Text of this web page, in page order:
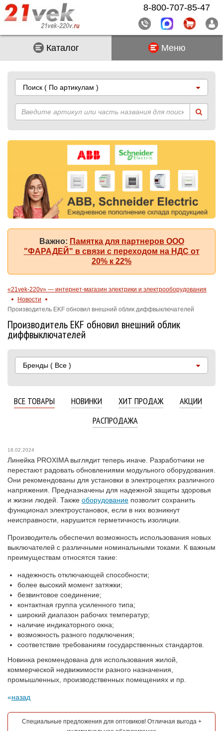
Каталог Меню
Поиск ( По артикулам )
Важно: Памятка для партнеров ООО
"ФАРАДЕЙ" в связи с переходом на НДС от
20% к 22%
«21vek-220v» — интернет-магазин электрики и электрооборудования
Новости
Производитель EKF обновил внешний облик диффвыключателей
Производитель EKF обновил внешний облик
диффвыключателей
Бренды ( Все )
ВСЕ ТОВАРЫ НОВИНКИ ХИТ ПРОДАЖ
АКЦИИ
РАСПРОДАЖА
18.02.2024
Линейка PROXIMA выглядит теперь иначе. Разработчики не
перестают радовать обновлениями модульного оборудования.
Они рекомендованы для установки в электроцепях различного
напряжения. Предназначены для надежной защиты здоровья
и жизни людей. Также оборудование позволит сохранить
функционал электроустановок, если в них возникнут
неисправности, нарушится герметичность изоляции.
Производитель обеспечил возможность использования новых
выключателей с различными номинальными токами. К важным
преимуществам относятся такие:
надежность отключающей способности;
более высокий момент затяжки;
безвинтовое соединение;
контактная группа усиленного типа;
широкий диапазон рабочих температур;
наличие индикаторного окна;
возможность разного подключения;
соответствие требованиям государственных стандартов.
Новинка рекомендована для использования жилой,
коммерческой недвижимости разного назначения,
промышленных, производственных помещениях и пр.
назад
Специальные предложения для оптовиков! Отличная выгода +
8-800-707-85-47